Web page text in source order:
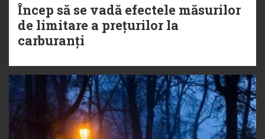
Încep să se vadă efectele măsurilor
de limitare a prețurilor la
carburanți